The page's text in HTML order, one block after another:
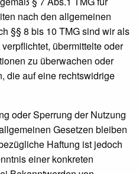
nach den allgemeinen
§§ 8 bis 10 TMG sind wir als
übermittelte oder
zu überwachen oder
die auf eine rechtswidrige
oder Sperrung der Nutzung
Gesetzen bleiben
Haftung ist jedoch
einer konkreten